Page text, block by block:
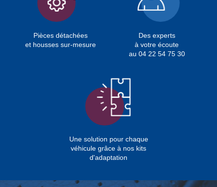
Pièces détachées
et housses sur-mesure
Des experts
à votre écoute
au 04 22 54 75 30
Une solution pour chaque
véhicule grâce à nos kits
d'adaptation